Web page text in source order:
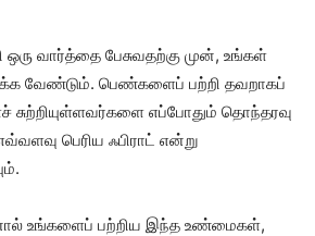
வார்த்தை பேசுவதற்கு முன், உங்கள்
வேண்டும். பெண்களைப் பற்றி தவறாகப்
சுற்றியுள்ளவர்களை எப்போதும் தொந்தரவு
பெரிய ஃபிராட் என்று
உங்களைப் பற்றிய இந்த உண்மைகள்,